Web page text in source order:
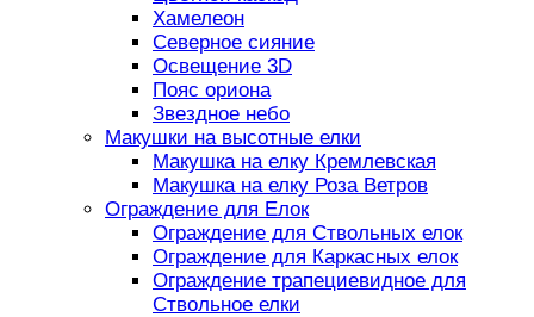
Хамелеон
Северное сияние
Освещение 3D
Пояс ориона
Звездное небо
Макушки на высотные елки
Макушка на елку Кремлевская
Макушка на елку Роза Ветров
Ограждение для Елок
Ограждение для Ствольных елок
Ограждение для Каркасных елок
Ограждение трапециевидное для
Ствольное елки